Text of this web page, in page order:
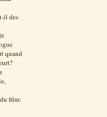
il des
quand
film: